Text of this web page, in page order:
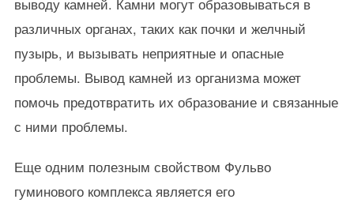
выводу камней. Камни могут образовываться в
различных органах, таких как почки и желчный
пузырь, и вызывать неприятные и опасные
проблемы. Вывод камней из организма может
помочь предотвратить их образование и связанные
с ними проблемы.
Еще одним полезным свойством Фульво
гуминового комплекса является его